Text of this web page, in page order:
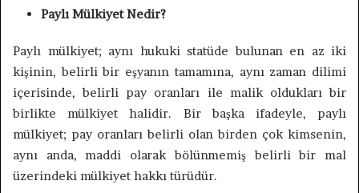
Paylı Mülkiyet Nedir?
Paylı mülkiyet; aynı hukuki statüde bulunan en az iki
kişinin, belirli bir eşyanın tamamına, aynı zaman dilimi
içerisinde, belirli pay oranları ile malik oldukları bir
birlikte mülkiyet halidir. Bir başka ifadeyle, paylı
mülkiyet; pay oranları belirli olan birden çok kimsenin,
aynı anda, maddi olarak bölünmemiş belirli bir mal
üzerindeki mülkiyet hakkı türüdür.